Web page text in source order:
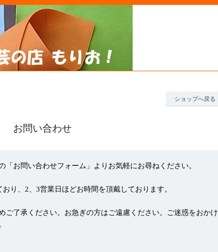
ショップへ戻る
お問い合わせ
お問い合わせフォーム」よりお気軽にお尋ねください。
り、2、3営業日ほどお時間を頂戴しております。
ご了承ください。お急ぎの方はご遠慮ください。ご迷惑をおかけ